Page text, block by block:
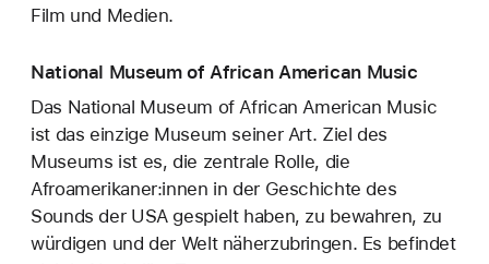
Film und Medien.
National Museum of African American Music
Das National Museum of African American Music
ist das einzige Museum seiner Art. Ziel des
Museums ist es, die zentrale Rolle, die
Afroamerikaner:innen in der Geschichte des
Sounds der USA gespielt haben, zu bewahren, zu
würdigen und der Welt näherzubringen. Es befindet